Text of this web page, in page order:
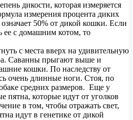
дикости, которая измеряется
измерения процента диких
50% от дикой кошки. Если
ее с домашним котом, то
с места вверх на удивительную
Саванны прыгают выше и
кошки. По наследству от
очень длинные ноги. Стоя, по
средних размеров. Еще у
пятна, которые идут от уголков
в том, чтобы отражать свет,
идут в генетике от дикой